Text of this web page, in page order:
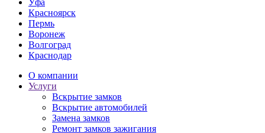
Уфа
Красноярск
Пермь
Воронеж
Волгоград
Краснодар
О компании
Услуги
Вскрытие замков
Вскрытие автомобилей
Замена замков
Ремонт замков зажигания